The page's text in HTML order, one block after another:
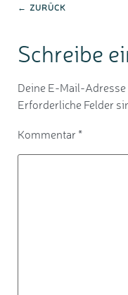
← ZURÜCK
Schreibe
Deine E-Mail-
Erforderliche Felder
Kommentar *